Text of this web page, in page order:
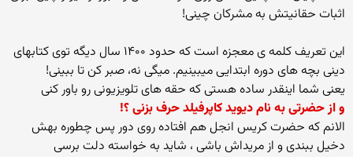
اثبات حقانیتش به مشرکان چینی!
این تعریف کلمه ی معجزه است که حدود ۱۴۰۰ سال دیگه توی کتابهای
دینی بچه های دوره ابتدایی میبینیم. میگی نه، صبر کن تا ببینی!
یعنی شما اینقدر ساده هستی که حقه های تلویزیونی رو باور کنی
و از حضرتی به نام دیوید کاپرفیلد حرف بزنی ؟!
الانم که حضرت کریس انجل هم افتاده روی دور پس چطوره بهش
دخیل ببندی و از مریداش باشی ، شاید به خواسته دلت برسی